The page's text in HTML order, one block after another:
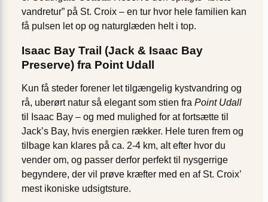
vandretur” på St. Croix – en tur hvor hele familien kan
få pulsen let op og naturglæden helt i top.
Isaac Bay Trail (Jack & Isaac Bay
Preserve) fra Point Udall
Kun få steder forener let tilgængelig kystvandring og
rå, uberørt natur så elegant som stien fra Point Udall
til Isaac Bay – og med mulighed for at fortsætte til
Jack’s Bay, hvis energien rækker. Hele turen frem og
tilbage kan klares på ca. 2-4 km, alt efter hvor du
vender om, og passer derfor perfekt til nysgerrige
begyndere, der vil prøve kræfter med en af St. Croix’
mest ikoniske udsigtsture.